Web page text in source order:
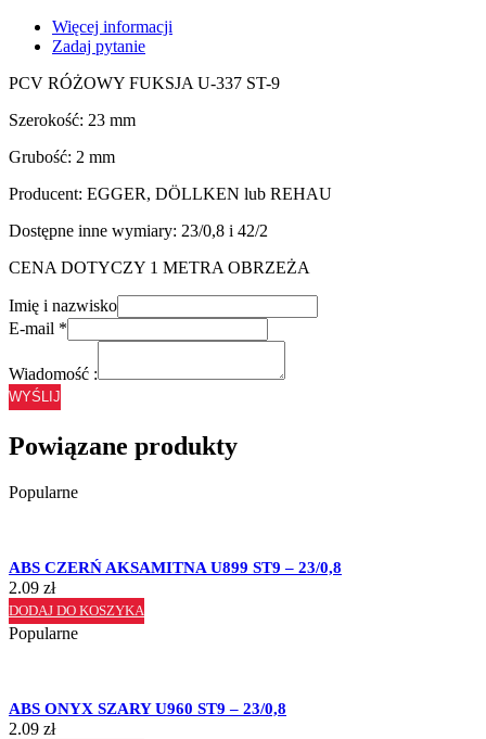
Więcej informacji
Zadaj pytanie
PCV RÓŻOWY FUKSJA U-337 ST-9
Szerokość: 23 mm
Grubość: 2 mm
Producent: EGGER, DÖLLKEN lub REHAU
Dostępne inne wymiary: 23/0,8 i 42/2
CENA DOTYCZY 1 METRA OBRZEŻA
Imię i nazwisko
E-mail *
Wiadomość :
WYŚLIJ
Powiązane produkty
Popularne
ABS CZERŃ AKSAMITNA U899 ST9 – 23/0,8
2.09 zł
DODAJ DO KOSZYKA
Popularne
ABS ONYX SZARY U960 ST9 – 23/0,8
2.09 zł